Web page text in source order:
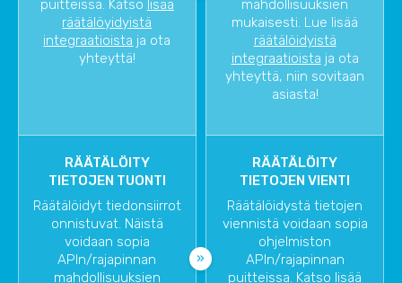
puitteissa. Katso lisää
räätälöyidyistä
integraatioista ja ota
yhteyttä!
mahdollisuuksien
mukaisesti. Lue lisää
räätälöidyistä
integraatioista ja ota
yhteyttä, niin sovitaan
asiasta!
RÄÄTÄLÖITY
TIETOJEN TUONTI
Räätälöidyt tiedonsiirrot
onnistuvat. Näistä
voidaan sopia
APIn/rajapinnan
mahdollisuuksien
RÄÄTÄLÖITY
TIETOJEN VIENTI
Räätälöidystä tietojen
viennistä voidaan sopia
ohjelmiston
APIn/rajapinnan
puitteissa. Katso lisää